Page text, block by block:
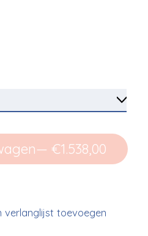
— €1.538,00
verlanglijst toevoegen